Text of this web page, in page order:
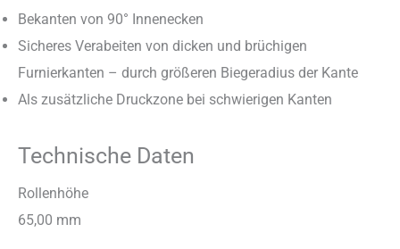
Bekanten von 90° Innenecken
Sicheres Verabeiten von dicken und brüchigen
Furnierkanten – durch größeren Biegeradius der Kante
Als zusätzliche Druckzone bei schwierigen Kanten
Technische Daten
Rollenhöhe
65,00 mm